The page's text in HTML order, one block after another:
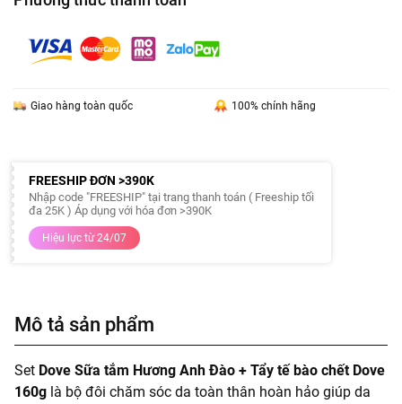
Giao hàng toàn quốc 100% chính hãng
FREESHIP ĐƠN >390K
Nhập code "FREESHIP" tại trang thanh toán ( Freeship tối
đa 25K ) Áp dụng với hóa đơn >390K
Hiệu lực từ 24/07
Mô tả sản phẩm
Set Dove Sữa tắm Hương Anh Đào + Tẩy tế bào chết Dove
160g là bộ đôi chăm sóc da toàn thân hoàn hảo giúp da